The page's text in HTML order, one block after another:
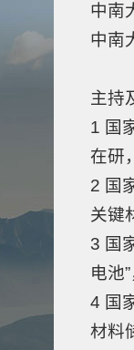
中南
中南
主持
1 国
在研
2 国
关键
3 国
电池
4 国
材料